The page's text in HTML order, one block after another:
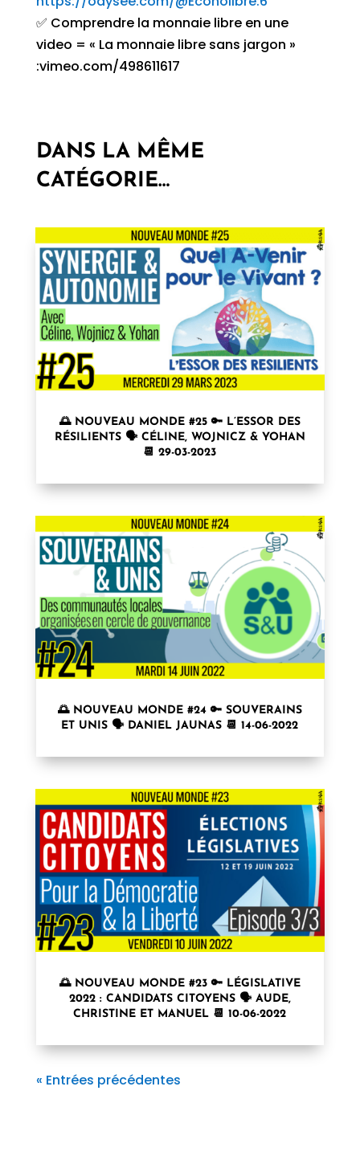
✅ Comprendre la monnaie libre en une
video = « La monnaie libre sans jargon »
:vimeo.com/498611617
DANS LA MÊME
CATÉGORIE…
🌅 NOUVEAU MONDE #25 🔑 L’ESSOR DES
RÉSILIENTS 🗣 CÉLINE, WOJNICZ & YOHAN
📆 29-03-2023
🌅 NOUVEAU MONDE #24 🔑 SOUVERAINS
ET UNIS 🗣 DANIEL JAUNAS 📆 14-06-2022
🌅 NOUVEAU MONDE #23 🔑 LÉGISLATIVE
2022 : CANDIDATS CITOYENS 🗣 AUDE,
CHRISTINE ET MANUEL 📆 10-06-2022
« Entrées précédentes